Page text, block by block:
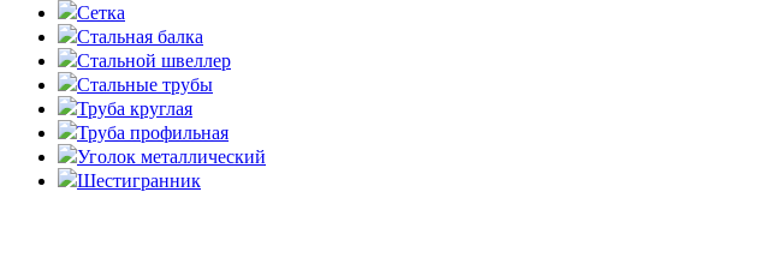
Сетка
Стальная балка
Стальной швеллер
Стальные трубы
Труба круглая
Труба профильная
Уголок металлический
Шестигранник